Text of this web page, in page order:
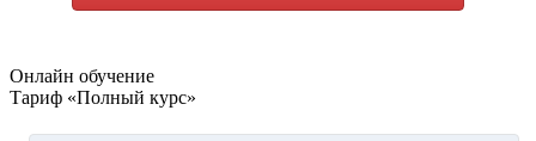
Онлайн обучение
Тариф «Полный курс»